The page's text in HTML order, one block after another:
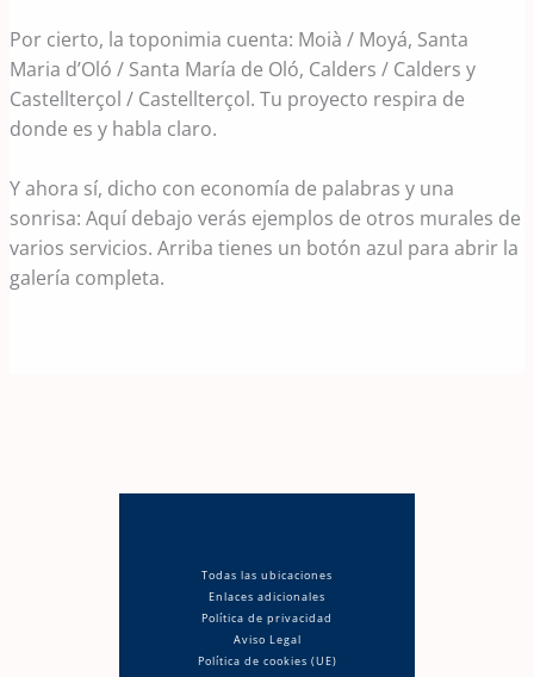
Por cierto, la toponimia cuenta: Moià / Moyá, Santa
Maria d’Oló / Santa María de Oló, Calders / Calders y
Castellterçol / Castellterçol. Tu proyecto respira de
donde es y habla claro.
Y ahora sí, dicho con economía de palabras y una
sonrisa: Aquí debajo verás ejemplos de otros murales de
varios servicios. Arriba tienes un botón azul para abrir la
galería completa.
Todas las ubicaciones
Enlaces adicionales
Política de privacidad
Aviso Legal
Política de cookies (UE)